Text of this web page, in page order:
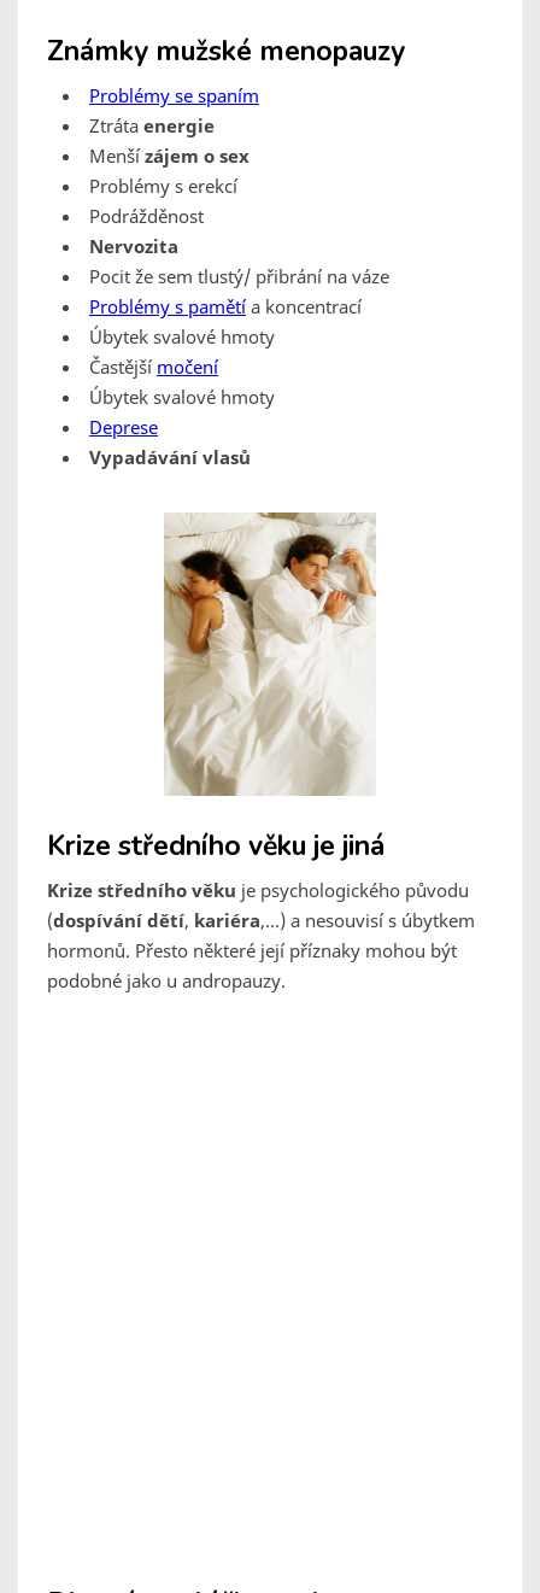
Známky mužské menopauzy
Problémy se spaním
Ztráta energie
Menší zájem o sex
Problémy s erekcí
Podrážděnost
Nervozita
Pocit že sem tlustý/ přibrání na váze
Problémy s pamětía koncentrací
Úbytek svalové hmoty
Častější močení
Úbytek svalové hmoty
Deprese
Vypadávání vlasů
Krize středního věku je jiná
Krize středního věku je psychologického původu
(dospívání dětí, kariéra,...) a nesouvisí s úbytkem
hormonů. Přesto některé její příznaky mohou být
podobné jako u andropauzy.